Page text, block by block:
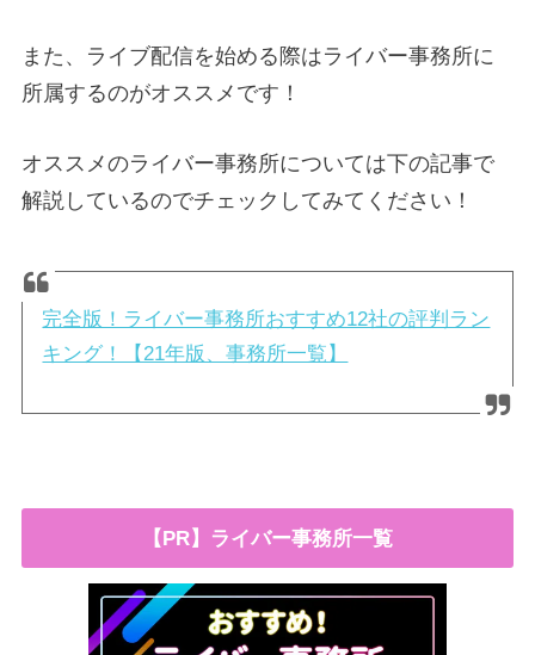
また、ライブ配信を始める際はライバー事務所に
所属するのがオススメです！
オススメのライバー事務所については下の記事で
解説しているのでチェックしてみてください！
完全版！ライバー事務所おすすめ12社の評判ラン
キング！【21年版、事務所一覧】
【PR】ライバー事務所一覧